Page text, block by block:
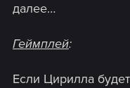
далее…
Геймплей:
Если Цирилла